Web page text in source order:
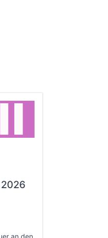
an den